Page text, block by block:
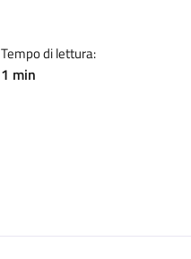
Tempo di lettura:
1 min